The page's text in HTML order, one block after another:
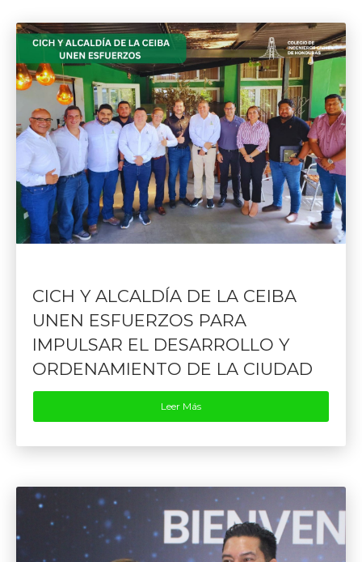
CICH Y ALCALDÍA DE LA CEIBA
UNEN ESFUERZOS PARA
IMPULSAR EL DESARROLLO Y
ORDENAMIENTO DE LA CIUDAD
Leer Más